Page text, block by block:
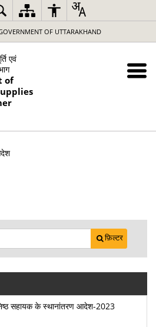
OF UTTARAKHAND
एवं
of
फ़िल्टर
सहायक के स्थानांतरण आदेश-2023